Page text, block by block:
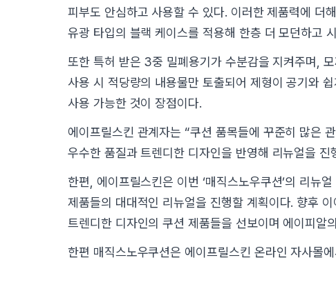
피부도 안심하고 사용할 수 있다. 이러한 제품력에 더
유광 타입의 블랙 케이스를 적용해 한층 더 모던하고
또한 특허 받은 3중 밀폐용기가 수분감을 지켜주며,
사용 시 적당량의 내용물만 토출되어 제형이 공기와
사용 가능한 것이 장점이다.
에이프릴스킨 관계자는 “쿠션 품목들에 꾸준히 많은
우수한 품질과 트렌디한 디자인을 반영해 리뉴얼을 진
한편, 에이프릴스킨은 이번 ‘매직스노우쿠션’의 리뉴
제품들의 대대적인 리뉴얼을 진행할 계획이다. 향후
트렌디한 디자인의 쿠션 제품들을 선보이며 에이피알
한편 매직스노우쿠션은 에이프릴스킨 온라인 자사몰